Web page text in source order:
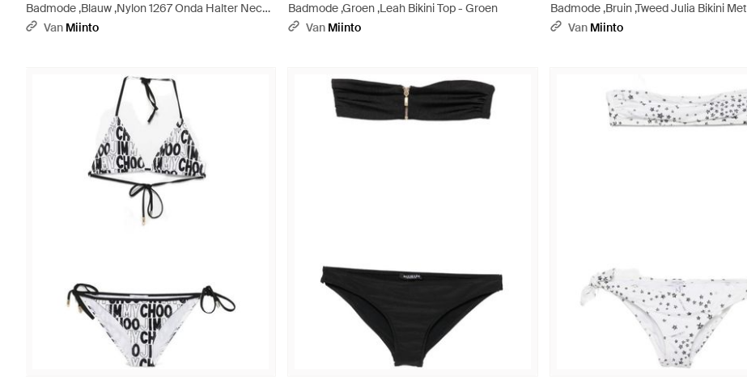
Badmode ,Blauw ,Nylon 1267 Onda Halter Neck
Bikini - Blauw
Van Miinto
Badmode ,Groen ,Leah Bikini Top - Groen
Van Miinto
Badmode ,Bruin ,Tweed Julia Bikini Met
Goudkleurige Ring - Rood
Van Miinto